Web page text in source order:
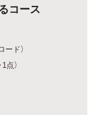
コース
ド）
点）